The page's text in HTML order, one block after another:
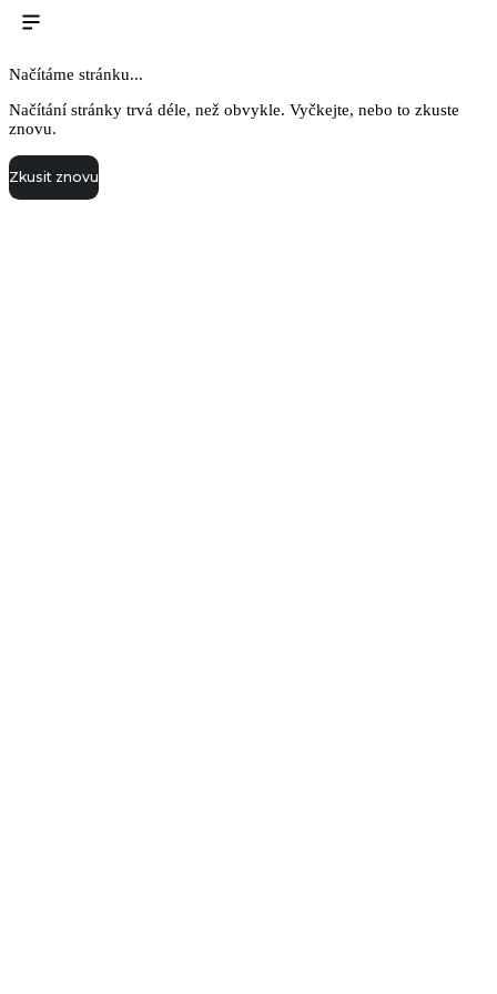
Načítáme stránku...
Načítání stránky trvá déle, než obvykle. Vyčkejte, nebo to zkuste
znovu.
Zkusit znovu